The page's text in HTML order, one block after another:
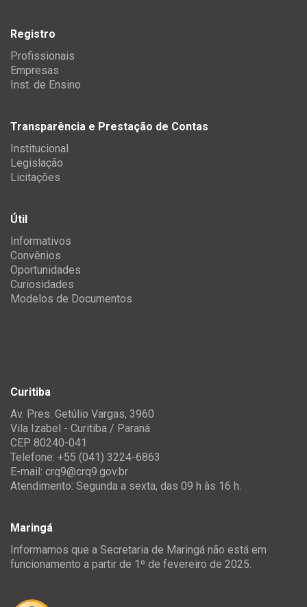
Registro
Profissionais
Empresas
Inst. de Ensino
Transparência e Prestação de Contas
Institucional
Legislação
Licitações
Útil
Informativos
Convênios
Oportunidades
Curiosidades
Modelos de Documentos
Curitiba
Av. Pres. Getúlio Vargas, 3960
Vila Izabel - Curitiba / Paraná
CEP 80240-041
Telefone: +55 (041) 3224-6863
E-mail: crq9@crq9.gov.br
Atendimento: Segunda a sexta, das 09 h às 16 h.
Maringá
Informamos que a Secretaria de Maringá não está em
funcionamento a partir de 1º de fevereiro de 2025.